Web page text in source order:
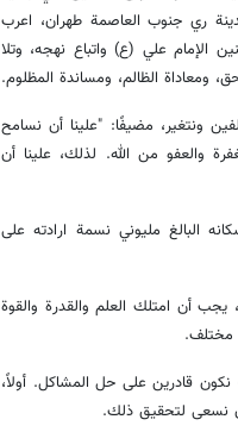
ري جنوب العاصمة طهران، اعرب
الإمام علي (ع) واتباع نهجه، وتلا
ومعاداة الظالم، ومساندة المظلوم.
ونتغير، مضيفًا: "علينا أن نسامح
والعفو من الله. لذلك، علينا أن
البالغ مليوني نسمة ارادته على
يجب أن امتلك العلم والقدرة والقوة
مختلف.
نكون قادرين على حل المشاكل. أولاً،
نسعى لتحقيق ذلك.